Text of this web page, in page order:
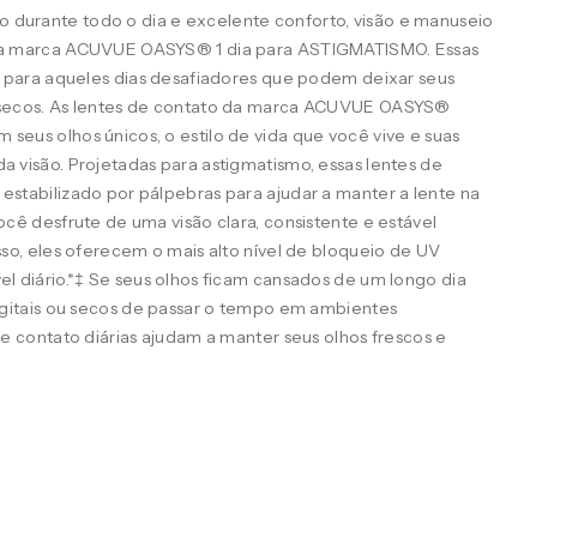
durante todo o dia e excelente conforto, visão e manuseio
ACUVUE OASYS® 1 dia para ASTIGMATISMO. Essas
aqueles dias desafiadores que podem deixar seus
As lentes de contato da marca ACUVUE OASYS®
seus olhos únicos, o estilo de vida que você vive e suas
visão. Projetadas para astigmatismo, essas lentes de
por pálpebras para ajudar a manter a lente na
desfrute de uma visão clara, consistente e estável
eles oferecem o mais alto nível de bloqueio de UV
diário.*‡ Se seus olhos ficam cansados de um longo dia
ou secos de passar o tempo em ambientes
contato diárias ajudam a manter seus olhos frescos e